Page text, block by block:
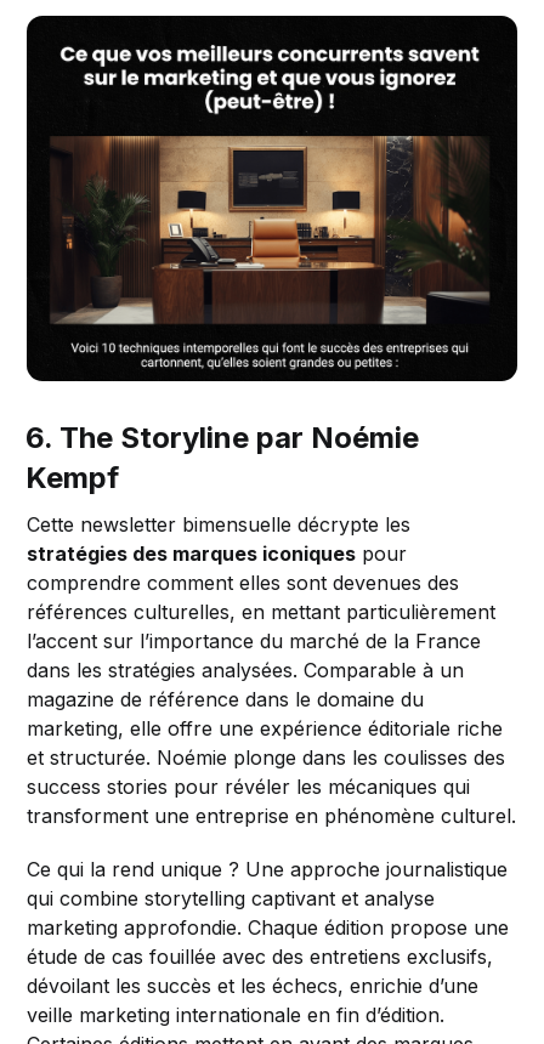
6. The Storyline par Noémie
Kempf
Cette newsletter bimensuelle décrypte les
stratégies des marques iconiques pour
comprendre comment elles sont devenues des
références culturelles, en mettant particulièrement
l’accent sur l’importance du marché de la France
dans les stratégies analysées. Comparable à un
magazine de référence dans le domaine du
marketing, elle offre une expérience éditoriale riche
et structurée. Noémie plonge dans les coulisses des
success stories pour révéler les mécaniques qui
transforment une entreprise en phénomène culturel.
Ce qui la rend unique ? Une approche journalistique
qui combine storytelling captivant et analyse
marketing approfondie. Chaque édition propose une
étude de cas fouillée avec des entretiens exclusifs,
dévoilant les succès et les échecs, enrichie d’une
veille marketing internationale en fin d’édition.